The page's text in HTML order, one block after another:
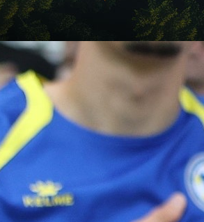
Barbarez toliko vjeruje